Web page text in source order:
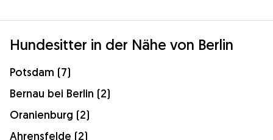
Hundesitter in der Nähe von Berlin
Potsdam (7)
Bernau bei Berlin (2)
Oranienburg (2)
Ahrensfelde (2)